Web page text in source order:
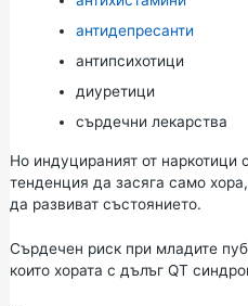
антидепресанти
антипсихотици
диуретици
сърдечни лекарства
Но индуцираният от наркотици
тенденция да засяга само
да развиват състоянието.
Сърдечен риск при младите
които хората с дълъг QT